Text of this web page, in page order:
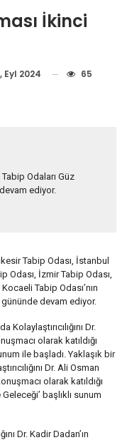
İkinci
Eyl 2024 65
Odaları Güz
ediyor.
Tabip Odası, İstanbul
Odası, İzmir Tabip Odası,
Tabip Odası’nın
gününde devam ediyor.
Dr.
olarak katıldığı
ile başladı. Yaklaşık bir
Dr. Ali Osman
olarak katıldığı
başlıklı sunum
Dr. Kadir Dadan’ın